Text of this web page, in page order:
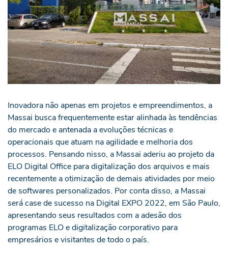
Inovadora não apenas em projetos e empreendimentos, a
Massai busca frequentemente estar alinhada às tendências
do mercado e antenada a evoluções técnicas e
operacionais que atuam na agilidade e melhoria dos
processos. Pensando nisso, a Massai aderiu ao projeto da
ELO Digital Office para digitalização dos arquivos e mais
recentemente a otimização de demais atividades por meio
de softwares personalizados. Por conta disso, a Massai
será case de sucesso na Digital EXPO 2022, em São Paulo,
apresentando seus resultados com a adesão dos
programas ELO e digitalização corporativo para
empresários e visitantes de todo o país.